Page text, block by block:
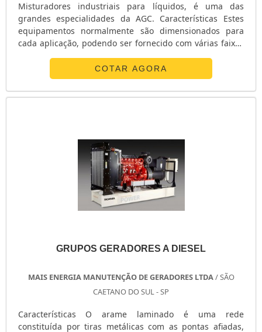
Misturadores industriais para líquidos, é uma das
grandes especialidades da AGC. Características Estes
equipamentos normalmente são dimensionados para
cada aplicação, podendo ser fornecido com várias faixas
de potencia, rotação, comprimento de haste, tipos e
diâmetro de hélices, sendo estas configurações
especificadas dependendo das características do
produto agitado. Para quais aplicações os misturadores
COTAR AGORA
GRUPOS GERADORES A DIESEL
MAIS ENERGIA MANUTENÇÃO DE GERADORES LTDA/ SÃO
CAETANO DO SUL - SP
Características O arame laminado é uma rede
constituída por tiras metálicas com as pontas afiadas,